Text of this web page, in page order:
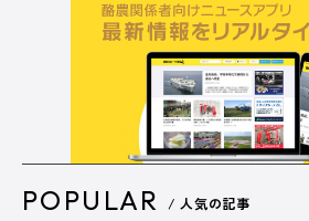
POPULAR / 人気の記事